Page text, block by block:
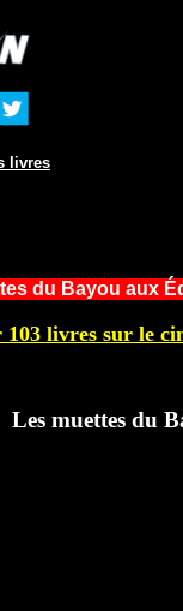
livres
du Bayou aux
103 livres sur le
Les muettes du